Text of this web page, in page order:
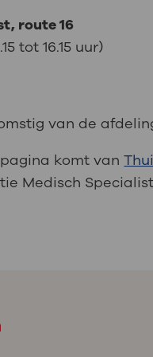
route 16
tot 16.15 uur)
van de
komt van
Medisch